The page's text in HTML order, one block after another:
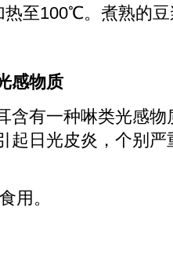
热至100℃。煮熟的
感物质
有一种啉类光感物
起日光皮炎，个别
。